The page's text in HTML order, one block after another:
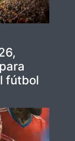
fútbol